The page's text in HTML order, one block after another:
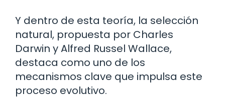
Y dentro de esta teoría, la selección
natural, propuesta por Charles
Darwin y Alfred Russel Wallace,
destaca como uno de los
mecanismos clave que impulsa este
proceso evolutivo.